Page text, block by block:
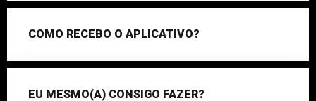
COMO RECEBO O APLICATIVO?
EU MESMO(A) CONSIGO FAZER?